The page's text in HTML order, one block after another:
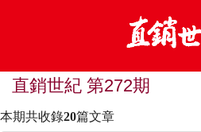
直銷世紀 第272期
本期共收錄20篇文章